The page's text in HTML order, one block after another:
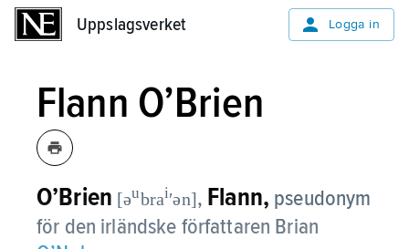
Uppslagsverket Logga in
Flann O’Brien
O’Brien [əubraiʹən], Flann, pseudonym
för den irländske författaren Brian